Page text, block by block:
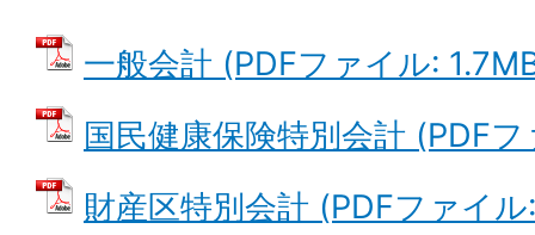
一般会計 (PDFファイル:
国民健康保険特別会計 (PDF
財産区特別会計 (PDFファイ